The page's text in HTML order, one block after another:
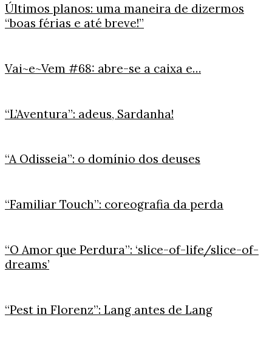
Últimos planos: uma maneira de dizermos
“boas férias e até breve!”
Vai~e~Vem #68: abre-se a caixa e…
“L’Aventura”: adeus, Sardanha!
“A Odisseia”: o domínio dos deuses
“Familiar Touch”: coreografia da perda
“O Amor que Perdura”: ‘slice-of-life/slice-of-
dreams’
“Pest in Florenz”: Lang antes de Lang